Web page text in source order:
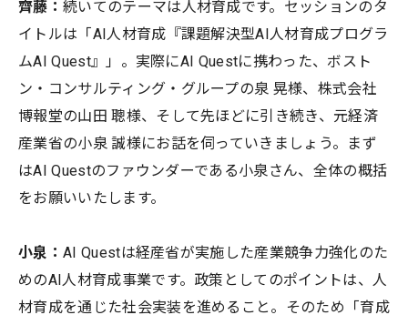
齊藤： 続いてのテーマは人材育成です。セッションのタ
イトルは「AI人材育成『課題解決型AI人材育成プログラ
ムAI Quest』」。実際にAI Questに携わった、ボスト
ン・コンサルティング・グループの泉 晃様、株式会社
博報堂の山田 聰様、そして先ほどに引き続き、元経済
産業省の小泉 誠様にお話を伺っていきましょう。まず
はAI Questのファウンダーである小泉さん、全体の概括
をお願いいたします。
小泉： AI Questは経産省が実施した産業競争力強化のた
めのAI人材育成事業です。政策としてのポイントは、人
材育成を通じた社会実装を進めること。そのため「育成